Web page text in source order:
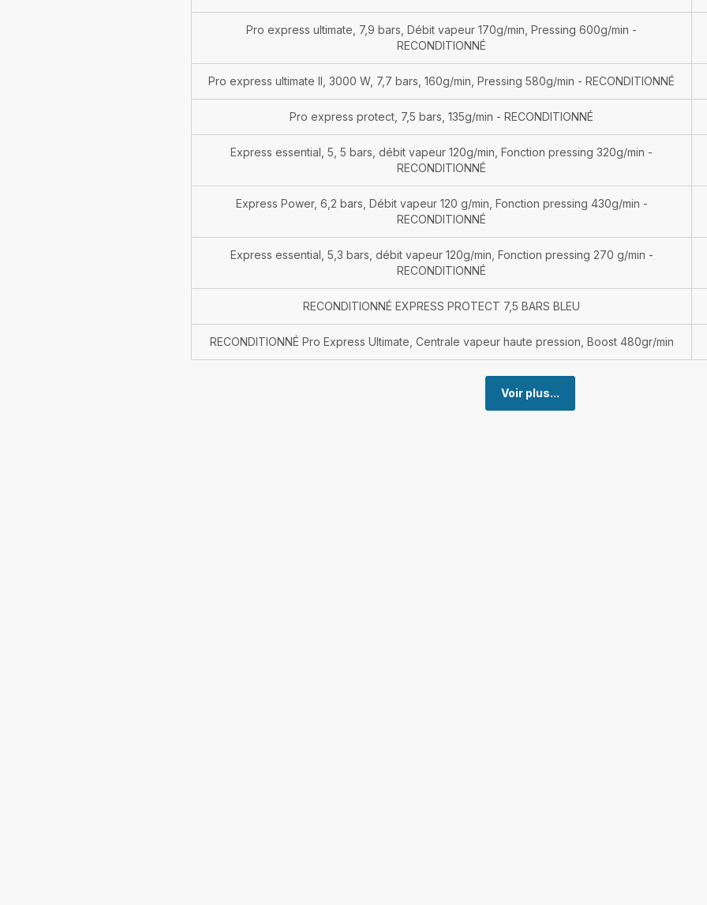
Pro express ultimate, 7,9 bars, Débit vapeur 170g/min, Pressing 600g/min -
RECONDITIONNÉ
Pro express ultimate II, 3000 W, 7,7 bars, 160g/min, Pressing 580g/min - RECONDITIONNÉ
Pro express protect, 7,5 bars, 135g/min - RECONDITIONNÉ
Express essential, 5, 5 bars, débit vapeur 120g/min, Fonction pressing 320g/min -
RECONDITIONNÉ
Express Power, 6,2 bars, Débit vapeur 120 g/min, Fonction pressing 430g/min -
RECONDITIONNÉ
Express essential, 5,3 bars, débit vapeur 120g/min, Fonction pressing 270 g/min -
RECONDITIONNÉ
RECONDITIONNÉ EXPRESS PROTECT 7,5 BARS BLEU
RECONDITIONNÉ Pro Express Ultimate, Centrale vapeur haute pression, Boost 480gr/min
Voir plus...